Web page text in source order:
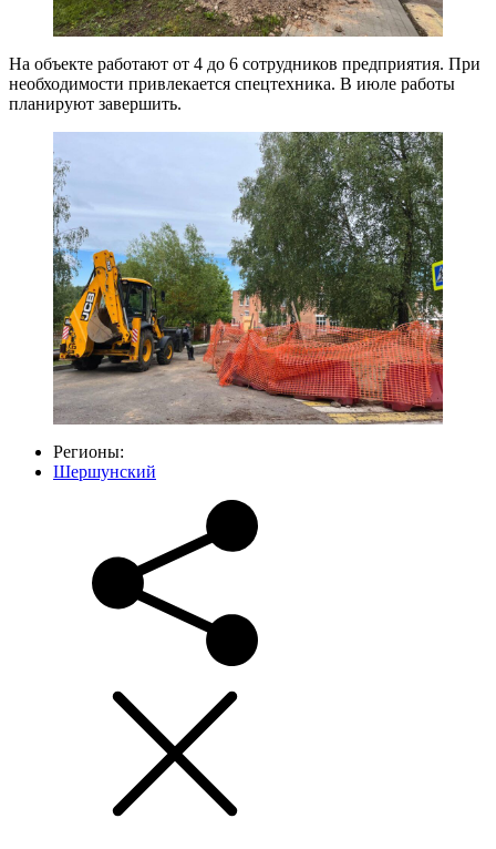
На объекте работают от 4 до 6 сотрудников предприятия. При
необходимости привлекается спецтехника. В июле работы
планируют завершить.
Регионы:
Шершунский